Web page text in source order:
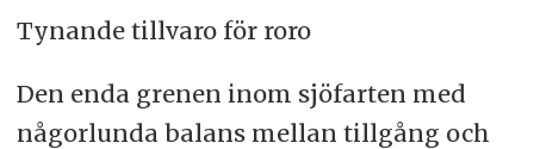
Tynande tillvaro för roro
Den enda grenen inom sjöfarten med
någorlunda balans mellan tillgång och